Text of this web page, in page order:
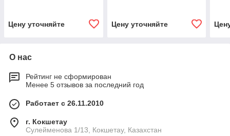
Цену уточняйте Цену уточняйте
О нас
Рейтинг не сформирован
Менее 5 отзывов за последний год
Работает с 26.11.2010
г. Кокшетау
Сулейменова 1/13, Кокшетау, Казахстан